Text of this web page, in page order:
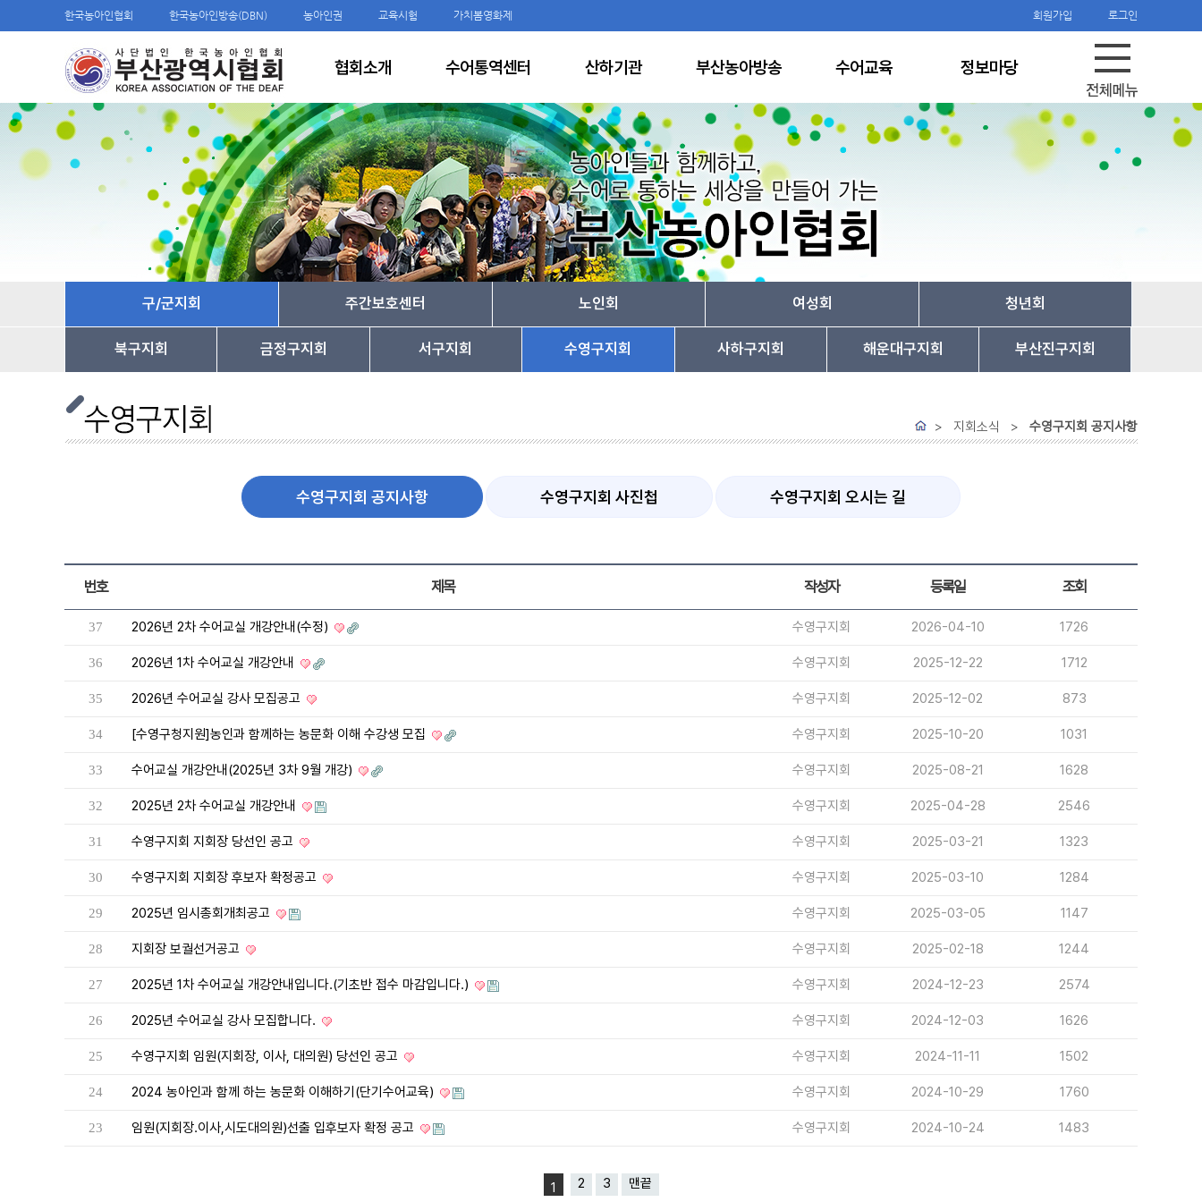
한국농아인협회 한국농아인방송(DBN) 농아인권 교육시험 가치봄영화제 로그인
회원가입
협회소개 수어통역센터 산하기관 부산농아방송 수어교육 정보마당
구/군지회 주간보호센터 노인회 여성회 청년회
북구지회 금정구지회 서구지회 수영구지회 사하구지회 해운대구지회 부산진구지회
> 지회소식 > 수영구지회 공지사항
수영구지회 공지사항 수영구지회 사진첩 수영구지회 오시는 길
번호 제목 작성자 등록일 조회
37 2026년 2차 수어교실 개강안내(수정) 수영구지회 2026-04-10 1726
36 2026년 1차 수어교실 개강안내 수영구지회 2025-12-22 1712
35 2026년 수어교실 강사 모집공고 수영구지회 2025-12-02 873
34 [수영구청지원]농인과 함께하는 농문화 이해 수강생 모집 수영구지회 2025-10-20 1031
33 수어교실 개강안내(2025년 3차 9월 개강) 수영구지회 2025-08-21 1628
32 2025년 2차 수어교실 개강안내 수영구지회 2025-04-28 2546
31 수영구지회 지회장 당선인 공고 수영구지회 2025-03-21 1323
30 수영구지회 지회장 후보자 확정공고 수영구지회 2025-03-10 1284
29 2025년 임시총회개최공고 수영구지회 2025-03-05 1147
28 지회장 보궐선거공고 수영구지회 2025-02-18 1244
27 2025년 1차 수어교실 개강안내입니다.(기초반 접수 마감입니다.) 수영구지회 2024-12-23 2574
26 2025년 수어교실 강사 모집합니다. 수영구지회 2024-12-03 1626
25 수영구지회 임원(지회장, 이사, 대의원) 당선인 공고 수영구지회 2024-11-11 1502
24 2024 농아인과 함께 하는 농문화 이해하기(단기수어교육) 수영구지회 2024-10-29 1760
23 임원(지회장.이사,시도대의원)선출 입후보자 확정 공고 수영구지회 2024-10-24 1483
1 2 3 맨끝